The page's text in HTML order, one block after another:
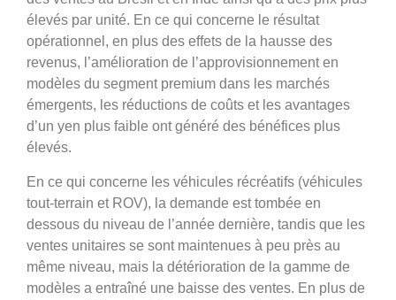
élevés par unité. En ce qui concerne le résultat
opérationnel, en plus des effets de la hausse des
revenus, l’amélioration de l’approvisionnement en
modèles du segment premium dans les marchés
émergents, les réductions de coûts et les avantages
d’un yen plus faible ont généré des bénéfices plus
élevés.
En ce qui concerne les véhicules récréatifs (véhicules
tout-terrain et ROV), la demande est tombée en
dessous du niveau de l’année dernière, tandis que les
ventes unitaires se sont maintenues à peu près au
même niveau, mais la détérioration de la gamme de
modèles a entraîné une baisse des ventes. En plus de